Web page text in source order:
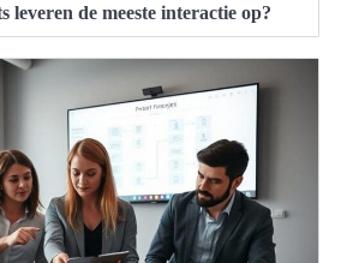
leveren de meeste interactie op?